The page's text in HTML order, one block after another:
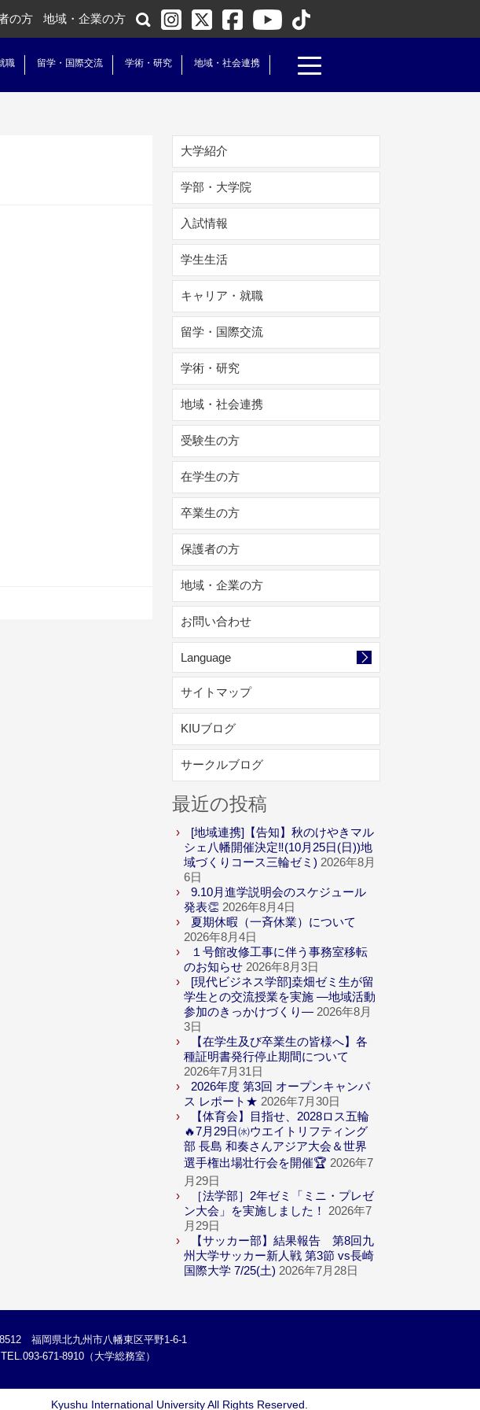
の方 地域・企業の方
職 留学・国際交流 学術・研究 地域・社会連携
大学紹介
学部・大学院
入試情報
学生生活
キャリア・就職
留学・国際交流
学術・研究
地域・社会連携
受験生の方
在学生の方
卒業生の方
保護者の方
地域・企業の方
お問い合わせ
Language
サイトマップ
KIUブログ
サークルブログ
最近の投稿
[地域連携]【告知】秋のけやきマル
シェ八幡開催決定‼(10月25日(日))地
域づくりコース三輪ゼミ) 2026年8月
6日
9.10月進学説明会のスケジュール
発表👏 2026年8月4日
夏期休暇（一斉休業）について
2026年8月4日
１号館改修工事に伴う事務室移転
のお知らせ 2026年8月3日
[現代ビジネス学部]桒畑ゼミ生が留
学生との交流授業を実施 ―地域活動
参加のきっかけづくり― 2026年8月
3日
【在学生及び卒業生の皆様へ】各
種証明書発行停止期間について
2026年7月31日
2026年度 第3回 オープンキャンパ
ス レポート★ 2026年7月30日
【体育会】目指せ、2028ロス五輪
🔥7月29日㈬ウエイトリフティング
部 長島 和奏さんアジア大会＆世界
選手権出場壮行会を開催🏆 2026年7
月29日
［法学部］2年ゼミ「ミニ・プレゼ
ン大会」を実施しました！
2026年7
月29日
【サッカー部】結果報告 第8回九
州大学サッカー新人戦 第3節 vs長崎
国際大学 7/25(土) 2026年7月28日
福岡県北九州市八幡東区平野1-6-1
TEL.093-671-8910（大学総務室）
Kyushu International University All Rights Reserved.